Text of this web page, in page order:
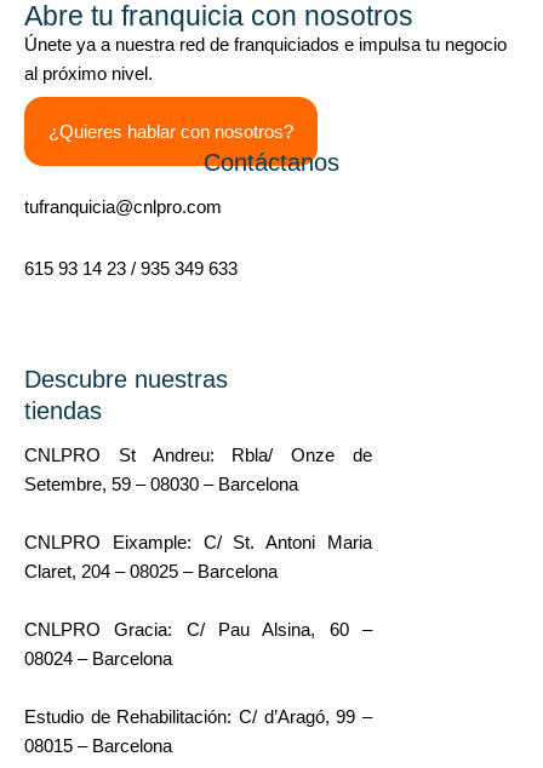
Abre tu franquicia con nosotros
Únete ya a nuestra red de franquiciados e impulsa tu negocio
al próximo nivel.
¿Quieres hablar con nosotros?
Contáctanos
tufranquicia@cnlpro.com
615 93 14 23 / 935 349 633
Descubre nuestras
tiendas
CNLPRO St Andreu: Rbla/ Onze de
Setembre, 59 – 08030 – Barcelona
CNLPRO Eixample: C/ St. Antoni Maria
Claret, 204 – 08025 – Barcelona
CNLPRO Gracia: C/ Pau Alsina, 60 –
08024 – Barcelona
Estudio de Rehabilitación: C/ d’Aragó, 99 –
08015 – Barcelona